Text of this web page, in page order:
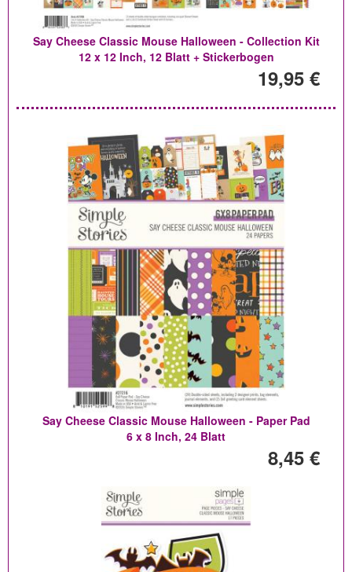
Say Cheese Classic Mouse Halloween - Collection Kit
12 x 12 Inch, 12 Blatt + Stickerbogen
19,95 €
Say Cheese Classic Mouse Halloween - Paper Pad
6 x 8 Inch, 24 Blatt
8,45 €